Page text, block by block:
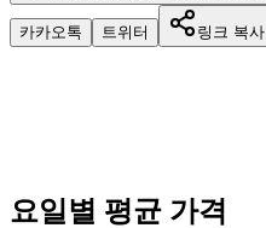
카카오톡 트위터 링크 복사
요일별 평균 가격